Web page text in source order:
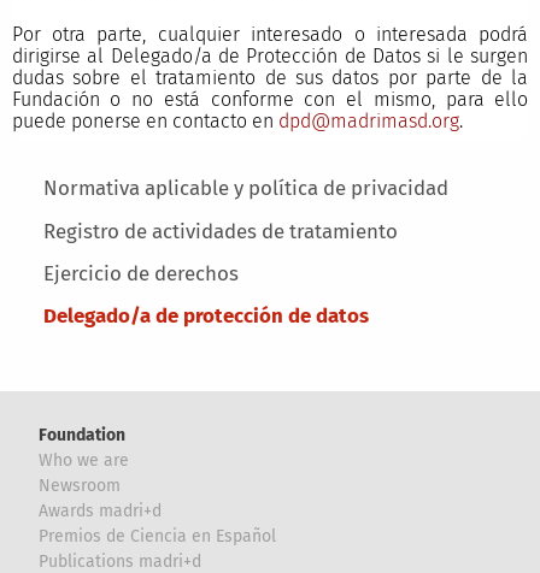
Main menu
Normativa aplicable y política de privacidad
Registro de actividades de tratamiento
Ejercicio de derechos
Delegado/a de protección de datos
Por otra parte, cualquier interesado o interesada podrá
dirigirse al Delegado/a de Protección de Datos si le surgen
dudas sobre el tratamiento de sus datos por parte de la
Fundación o no está conforme con el mismo, para ello
puede ponerse en contacto en dpd@madrimasd.org.
Foundation
Who we are
Newsroom
Awards madri+d
Premios de Ciencia en Español
Publications madri+d